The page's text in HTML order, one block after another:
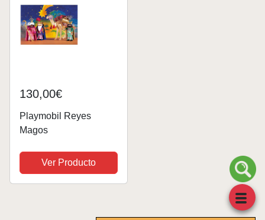
130,00€
Playmobil Reyes
Magos
Ver Producto